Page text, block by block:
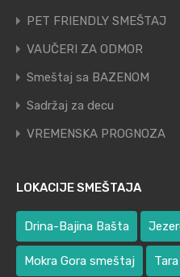
PET FRIENDLY SMEŠTAJ
VAUČERI ZA ODMOR
Smeštaj sa BAZENOM
Sadržaj za decu
VREMENSKA PROGNOZA
LOKACIJE SMEŠTAJA
Drina-Bajina Bašta
Mokra Gora smeštaj